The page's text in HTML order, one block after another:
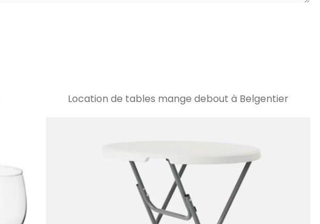
Location de tables mange debout à Belgentier